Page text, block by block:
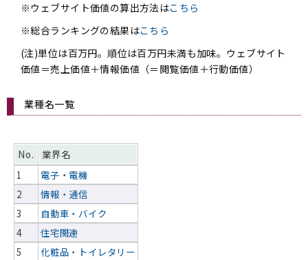
※ウェブサイト価値の算出方法はこちら
※総合ランキングの結果はこちら
(注)単位は百万円。順位は百万円未満も加味。ウェブサイト
価値＝売上価値＋情報価値（＝閲覧価値＋行動価値）
業種名一覧
No.
業界名
1
電子・電機
2
情報・通信
3
自動車・バイク
4
住宅関連
5
化粧品・トイレタリー